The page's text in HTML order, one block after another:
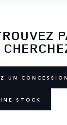
UN
STOCK